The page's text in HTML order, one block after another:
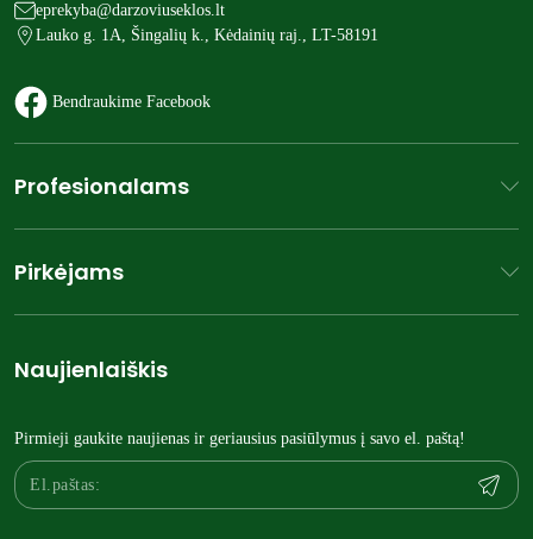
eprekyba@darzoviuseklos.lt
Lauko g. 1A, Šingalių k., Kėdainių raj., LT-58191
Bendraukime Facebook
Profesionalams
Pirkėjams
Naujienlaiškis
Pirmieji gaukite naujienas ir geriausius pasiūlymus į savo el. paštą!